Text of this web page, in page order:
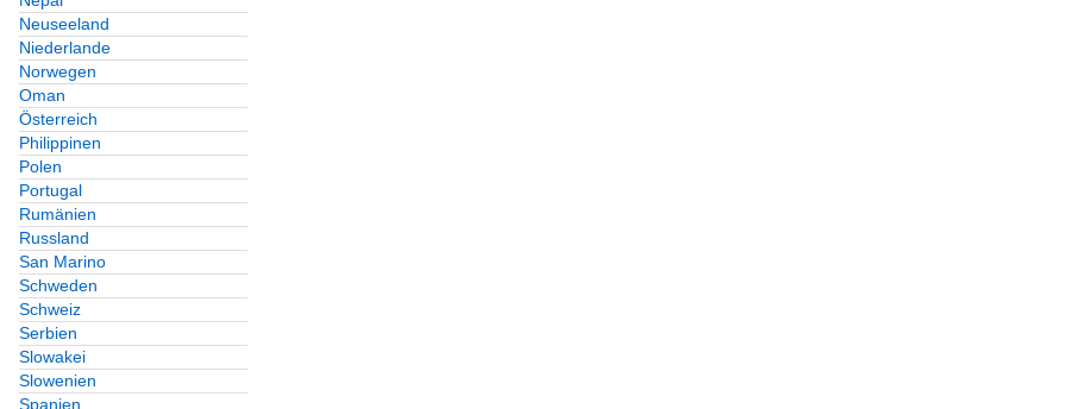
Neuseeland
Niederlande
Norwegen
Oman
Österreich
Philippinen
Polen
Portugal
Rumänien
Russland
San Marino
Schweden
Schweiz
Serbien
Slowakei
Slowenien
Spanien